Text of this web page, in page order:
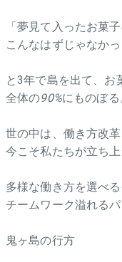
「夢見て入ったお菓子
こんなはずじゃなかっ
と3年で島を出て、お
全体の90%にものぼる
世の中は、働き方改革
今こそ私たちが立ち上
多様な働き方を選べ
チームワーク溢れる
鬼ヶ島の行方